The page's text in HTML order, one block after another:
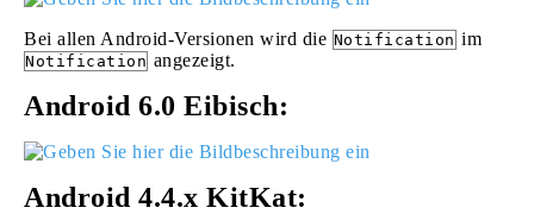
Bei allen Android-Versionen wird die Notification im
Notification angezeigt.
Android 6.0 Eibisch:
Android 4.4.x KitKat: